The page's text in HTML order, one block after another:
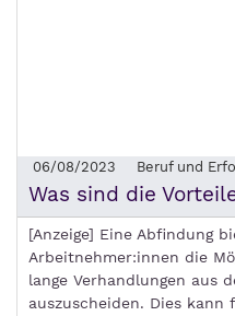
06/08/2023 Beruf und
Was sind die
[Anzeige] Eine Abfindung
Arbeitnehmer:innen die
lange Verhandlungen aus
auszuscheiden. Dies